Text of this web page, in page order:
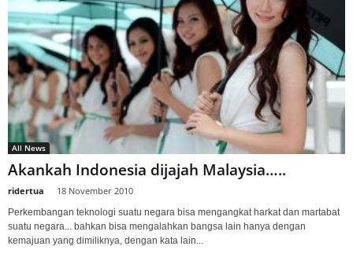
All News
Akankah Indonesia dijajah Malaysia…..
ridertua 18 November 2010
Perkembangan teknologi suatu negara bisa mengangkat harkat dan martabat
suatu negara... bahkan bisa mengalahkan bangsa lain hanya dengan
kemajuan yang dimiliknya, dengan kata lain...